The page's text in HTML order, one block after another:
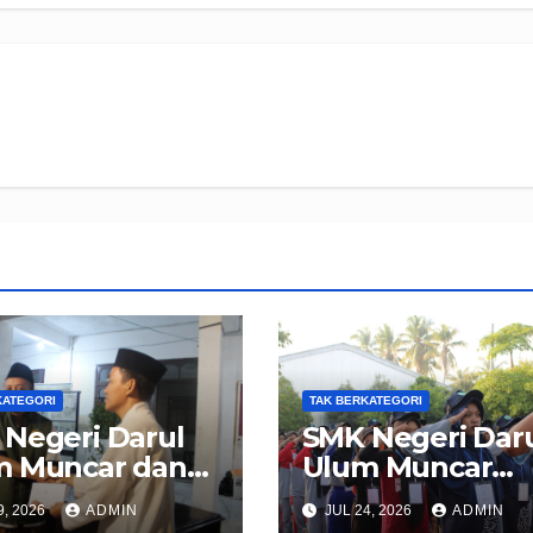
Negeri Darul
Muncar dan
Pondok
Manbaul
2026 ADMIN
TAK BERKATEGORI
SMK Negeri
Ulum Muncar
Sukses Gelar
Ramah 2026,
JUL 24, 2026 ADMIN